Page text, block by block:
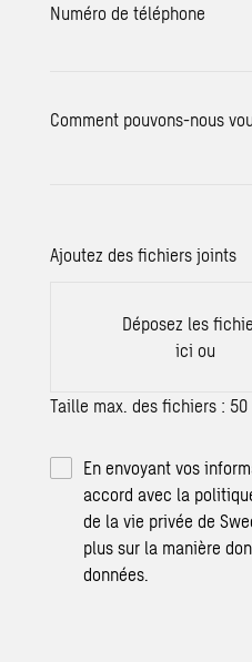
Numéro de téléphone
Comment pouvons-nous
Ajoutez des fichiers joints
Déposez les
ici ou
Taille max. des fichiers : 50
En envoyant vos
accord avec la
de la vie privée de
plus sur la manière
données.